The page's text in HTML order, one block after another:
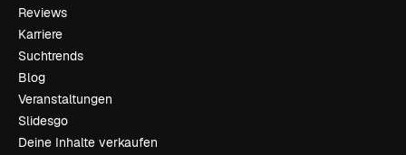
Reviews
Karriere
Suchtrends
Blog
Veranstaltungen
Slidesgo
Deine Inhalte verkaufen